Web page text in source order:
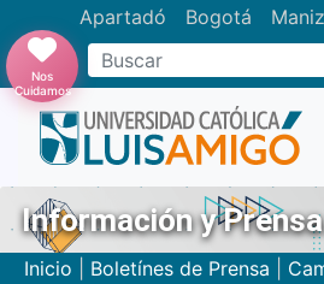
Apartadó Bogotá
Buscar
Nos
Cuidamos
Información y
Inicio Boletínes de Prensa